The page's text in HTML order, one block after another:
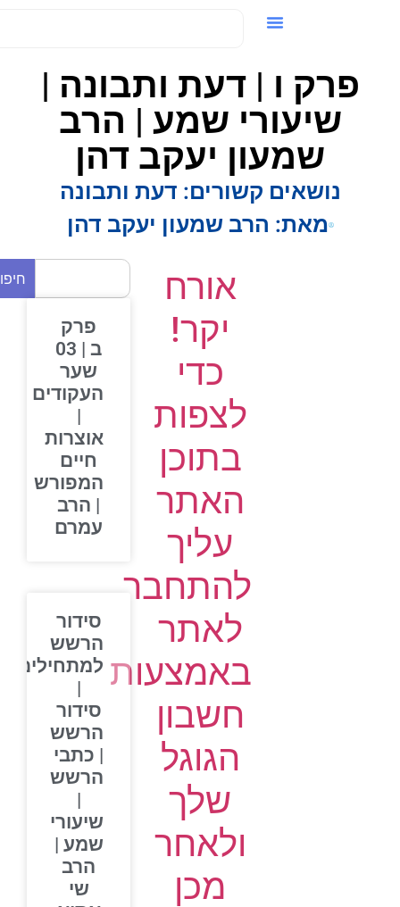
פרק ו | דעת ותבונה |
שיעורי שמע | הרב
שמעון יעקב דהן
נושאים קשורים: דעת ותבונה
מאת:הרב שמעון יעקב דהן
אורח
יקר!
כדי
לצפות
בתוכן
האתר
עליך
להתחבר
לאתר
באמצעות
חשבון
הגוגל
שלך
ולאחר
מכן
חיפוש
פרק
ב | 03
שער
העקודים
אוצרות
חיים
המפורש
| הרב
עמרם
סידור
הרשש
למתחילים
סידור
הרשש
| כתבי
הרשש
שיעורי
שמע |
הרב
שי